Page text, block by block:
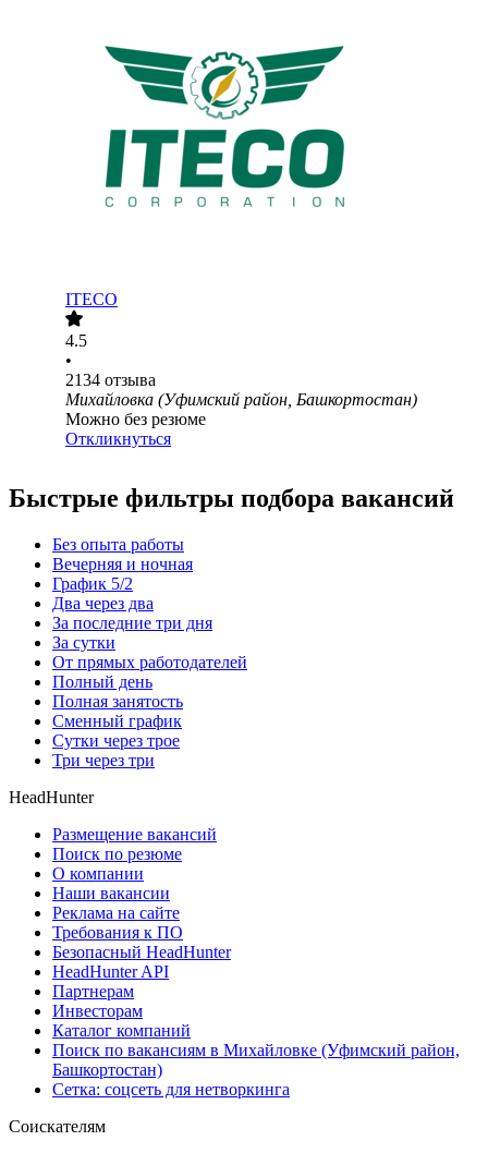
ITECO
4.5
•
2134 отзыва
Михайловка (Уфимский район, Башкортостан)
Можно без резюме
Откликнуться
Быстрые фильтры подбора вакансий
Без опыта работы
Вечерняя и ночная
График 5/2
Два через два
За последние три дня
За сутки
От прямых работодателей
Полный день
Полная занятость
Сменный график
Сутки через трое
Три через три
HeadHunter
Размещение вакансий
Поиск по резюме
О компании
Наши вакансии
Реклама на сайте
Требования к ПО
Безопасный HeadHunter
HeadHunter API
Партнерам
Инвесторам
Каталог компаний
Поиск по вакансиям в Михайловке (Уфимский район,
Башкортостан)
Сетка: соцсеть для нетворкинга
Соискателям